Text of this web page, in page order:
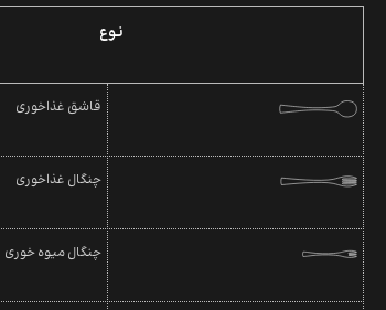
نـوع
قاشق غذاخوری
چنگال غذاخوری
چنگال میوه خوری